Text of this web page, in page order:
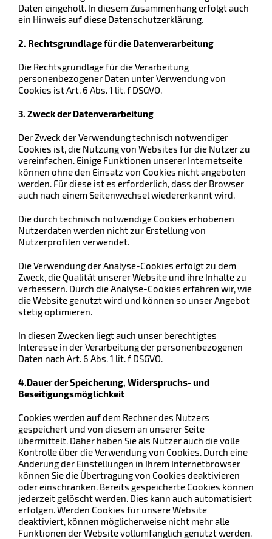
Daten eingeholt. In diesem Zusammenhang erfolgt auch
ein Hinweis auf diese Datenschutzerklärung.
2. Rechtsgrundlage für die Datenverarbeitung
Die Rechtsgrundlage für die Verarbeitung
personenbezogener Daten unter Verwendung von
Cookies ist Art. 6 Abs. 1 lit. f DSGVO.
3. Zweck der Datenverarbeitung
Der Zweck der Verwendung technisch notwendiger
Cookies ist, die Nutzung von Websites für die Nutzer zu
vereinfachen. Einige Funktionen unserer Internetseite
können ohne den Einsatz von Cookies nicht angeboten
werden. Für diese ist es erforderlich, dass der Browser
auch nach einem Seitenwechsel wiedererkannt wird.
Die durch technisch notwendige Cookies erhobenen
Nutzerdaten werden nicht zur Erstellung von
Nutzerprofilen verwendet.
Die Verwendung der Analyse-Cookies erfolgt zu dem
Zweck, die Qualität unserer Website und ihre Inhalte zu
verbessern. Durch die Analyse-Cookies erfahren wir, wie
die Website genutzt wird und können so unser Angebot
stetig optimieren.
In diesen Zwecken liegt auch unser berechtigtes
Interesse in der Verarbeitung der personenbezogenen
Daten nach Art. 6 Abs. 1 lit. f DSGVO.
4.Dauer der Speicherung, Widerspruchs- und
Beseitigungsmöglichkeit
Cookies werden auf dem Rechner des Nutzers
gespeichert und von diesem an unserer Seite
übermittelt. Daher haben Sie als Nutzer auch die volle
Kontrolle über die Verwendung von Cookies. Durch eine
Änderung der Einstellungen in Ihrem Internetbrowser
können Sie die Übertragung von Cookies deaktivieren
oder einschränken. Bereits gespeicherte Cookies können
jederzeit gelöscht werden. Dies kann auch automatisiert
erfolgen. Werden Cookies für unsere Website
deaktiviert, können möglicherweise nicht mehr alle
Funktionen der Website vollumfänglich genutzt werden.